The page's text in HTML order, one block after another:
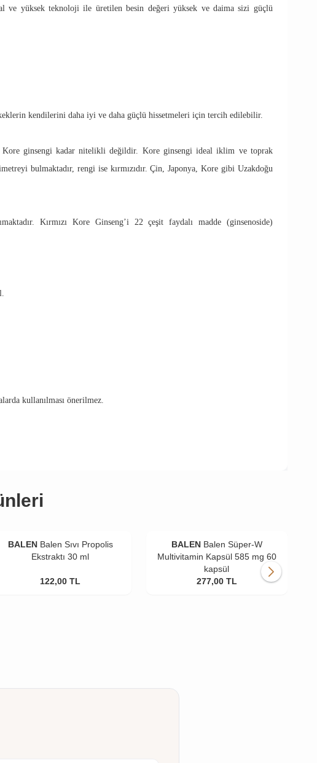
ve yüksek teknoloji ile üretilen besin değeri yüksek ve daima sizi güçlü
kendilerini daha iyi ve daha güçlü hissetmeleri için tercih edilebilir.
Kore ginsengi kadar nitelikli değildir. Kore ginsengi ideal iklim ve toprak
bulmaktadır, rengi ise kırmızıdır. Çin, Japonya, Kore gibi Uzakdoğu
Kırmızı Kore Ginseng’i 22 çeşit faydalı madde (ginsenoside)
kullanılması önerilmez.
BALEN Balen Sıvı Propolis
Ekstraktı 30 ml
122,00 TL
BALEN Balen Süper-W
Multivitamin Kapsül 585 mg 60
kapsül
277,00 TL